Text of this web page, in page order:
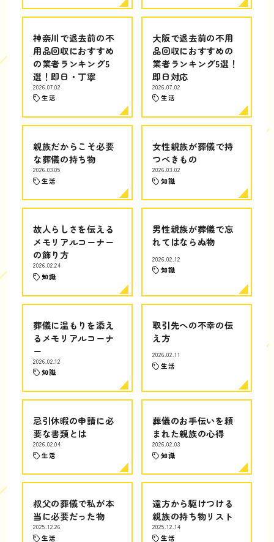
神奈川で退去前の不
用品回収におすすめ
の業者ランキング5
選！即日・丁寧
2026.07.02
生活
大阪で退去前の不用
品回収におすすめの
業者ランキング5選！
即日対応
2026.07.02
生活
親族だからこそ必要
な葬儀の持ち物
2026.03.05
生活
女性親族が葬儀で持
つべきもの
2026.03.02
知識
故人らしさを伝える
メモリアルコーナー
の飾り方
2026.02.24
知識
男性親族が葬儀で忘
れてはならぬ物
2026.02.12
知識
葬儀に温もりを添え
るメモリアルコーナ
ー
2026.02.12
知識
取引先への不幸の伝
え方
2026.02.11
生活
忌引休暇の申請に必
要な書類とは
2026.02.04
生活
葬儀のお手伝いを頼
まれた親族の心得
2026.02.03
知識
叔父の葬儀で私が本
当に必要だった物
2025.12.26
生活
遠方から駆けつける
親族の持ち物リスト
2025.12.14
生活